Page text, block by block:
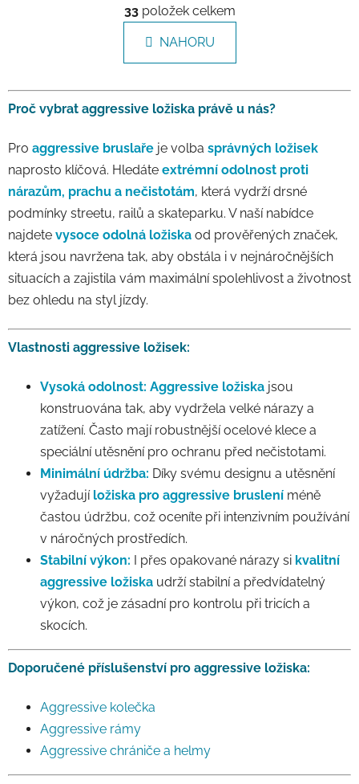
33položek celkem
NAHORU
Proč vybrat aggressive ložiska právě u nás?
Pro aggressive bruslaře je volba správných ložisek
naprosto klíčová. Hledáte extrémní odolnost proti
nárazům, prachu a nečistotám, která vydrží drsné
podmínky streetu, railů a skateparku. V naší nabídce
najdete vysoce odolná ložiska od prověřených značek,
která jsou navržena tak, aby obstála i v nejnáročnějších
situacích a zajistila vám maximální spolehlivost a životnost
bez ohledu na styl jízdy.
Vlastnosti aggressive ložisek:
Vysoká odolnost: Aggressive ložiska jsou
konstruována tak, aby vydržela velké nárazy a
zatížení. Často mají robustnější ocelové klece a
speciální utěsnění pro ochranu před nečistotami.
Minimální údržba: Díky svému designu a utěsnění
vyžadují ložiska pro aggressive bruslení méně
častou údržbu, což oceníte při intenzivním používání
v náročných prostředích.
Stabilní výkon: I přes opakované nárazy si kvalitní
aggressive ložiska udrží stabilní a předvídatelný
výkon, což je zásadní pro kontrolu při tricích a
skocích.
Doporučené příslušenství pro aggressive ložiska:
Aggressive kolečka
Aggressive rámy
Aggressive chrániče a helmy